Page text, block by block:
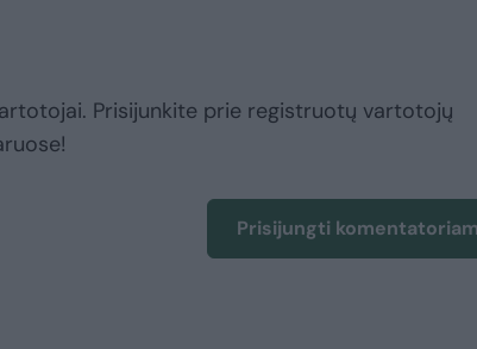
Prisijunkite prie registruotų vartotojų
Prisijungti